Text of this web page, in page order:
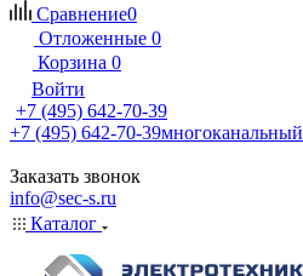
Сравнение0
Отложенные 0
Корзина 0
Войти
+7 (495) 642-70-39
+7 (495) 642-70-39многоканальный
Заказать звонок
info@sec-s.ru
Каталог